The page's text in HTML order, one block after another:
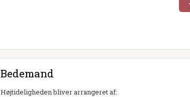
Bedemand
Højtideligheden bliver arrangeret af: